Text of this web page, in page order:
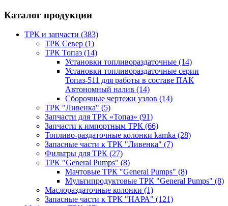
Каталог продукции
ТРК и запчасти (383)
ТРК Север (1)
ТРК Топаз (14)
Установки топливораздаточные (14)
Установки топливораздаточные серии
Топаз-511 для работы в составе ПАК
Автономный налив (14)
Сборочные чертежи узлов (14)
ТРК "Ливенка" (5)
Запчасти для ТРК «Топаз» (91)
Запчасти к импортным ТРК (66)
Топливо-раздаточные колонки kamka (28)
Запасные части к ТРК "Ливенка" (7)
Фильтры для ТРК (27)
ТРК "General Pumps" (8)
Мачтовые ТРК "General Pumps" (8)
Мультипродуктовые ТРК "General Pumps" (8)
Маслораздаточные колонки (1)
Запасные части к ТРК "НАРА" (121)